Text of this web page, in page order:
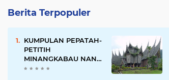
Berita Terpopuler
KUMPULAN PEPATAH-
PETITIH
MINANGKABAU NAN
ELOK